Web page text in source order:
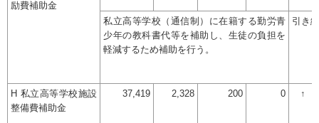
励費補助金
私立高等学校（通信制）に在籍する勤労青
少年の教科書代等を補助し、生徒の負担を
軽減するため補助を行う。
引き
H 私立高等学校施設
整備費補助金
37,419 2,328 200 0 ↑